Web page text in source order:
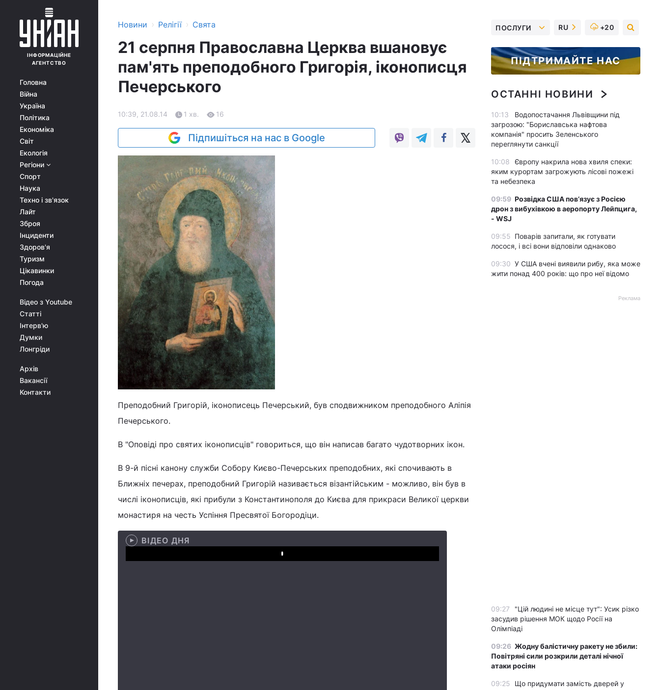
ІНФОРМАЦІЙНЕ
АГЕНТСТВО
Головна
Війна
Україна
Політика
Економіка
Світ
Екологія
Регіони
Спорт
Наука
Техно і зв'язок
Лайт
Зброя
Інциденти
Здоров'я
Туризм
Цікавинки
Погода
Відео з Youtube
Статті
Інтерв'ю
Думки
Лонгріди
Архів
Вакансії
Контакти
Новини › Релігії › Свята
21 серпня Православна Церква вшановує
пам'ять преподобного Григорія, іконописця
Печерського
10:39, 21.08.14 1 хв. 16
Підпишіться на нас в Google
Преподобний Григорій, іконописець Печерський, був сподвижником преподобного Аліпія
Печерського.
В "Оповіді про святих іконописців" говориться, що він написав багато чудотворних ікон.
В 9-й пісні канону служби Собору Києво-Печерських преподобних, які спочивають в
Ближніх печерах, преподобний Григорій називається візантійським - можливо, він був в
числі іконописців, які прибули з Константинополя до Києва для прикраси Великої церкви
монастиря на честь Успіння Пресвятої Богородіци.
ВІДЕО ДНЯ
Play
ПОСЛУГИ RU +20
ПІДТРИМАЙТЕ НАС
ОСТАННІ НОВИНИ
10:13
Водопостачання Львівщини під
загрозою: "Бориславська нафтова
компанія" просить Зеленського
переглянути санкції
10:08
Європу накрила нова хвиля спеки:
яким курортам загрожують лісові пожежі
та небезпека
09:59 Розвідка США пов’язує з Росією
дрон з вибухівкою в аеропорту Лейпцига,
- WSJ
09:55 Поварів запитали, як готувати
лосося, і всі вони відповіли однаково
09:30 У США вчені виявили рибу, яка може
жити понад 400 років: що про неї відомо
Реклама
09:27
"Цій людині не місце тут": Усик різко
засудив рішення МОК щодо Росії на
Олімпіаді
09:26 Жодну балістичну ракету не збили:
Повітряні сили розкрили деталі нічної
атаки росіян
09:25
Що придумати замість дверей у